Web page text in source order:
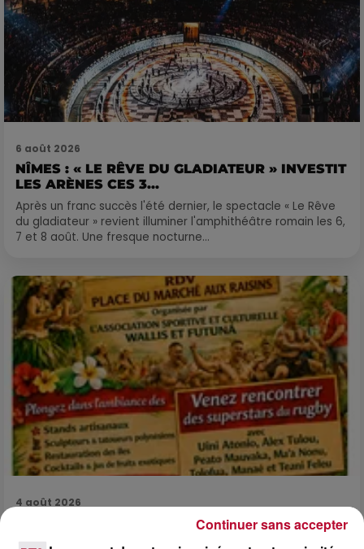
6 août 2026
NÎMES : « LE RÊVE DU GLADIATEUR » INVESTIT
LES ARÈNES CES 3...
Après un franc succès l'été dernier, le spectacle « Le Rêve
du gladiateur » revient illuminer l'amphithéâtre romain les 6,
7 et 8 août. Une fresque nocturne...
4 août 2026
FÊTE DE LA POLYNÉSIE À VILLEVEYRAC
Continuer sans accepter